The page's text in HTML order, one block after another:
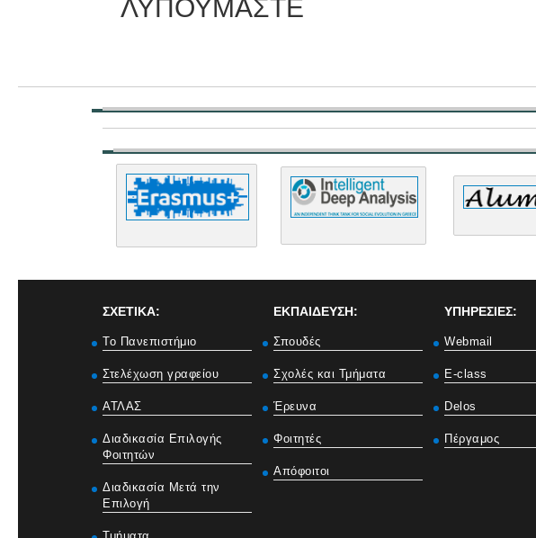
ΣΧΕΤΙΚΑ:
Το Πανεπιστήμιο
Στελέχωση γραφείου
ΑΤΛΑΣ
Διαδικασία Επιλογής
Φοιτητών
Διαδικασία Μετά την
Επιλογή
ΕΚΠΑΙΔΕΥΣΗ:
Σπουδές
Σχολές και Τμήματα
Έρευνα
Φοιτητές
Απόφοιτοι
ΥΠΗΡΕΣΙΕΣ:
Webmail
E-class
Delos
Πέργαμος